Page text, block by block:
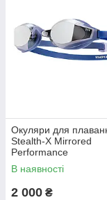
Окуляри для
Stealth-X Mirrored
Performance
В наявності
2 000 ₴